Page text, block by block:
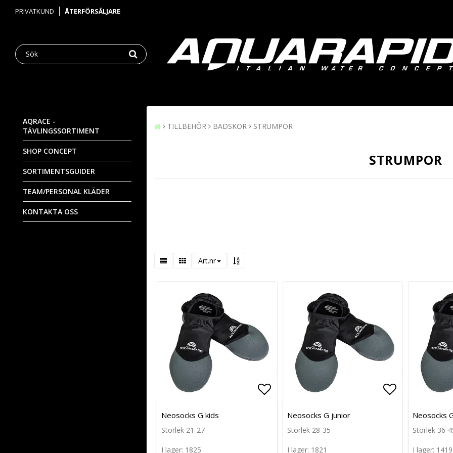
PRIVATKUND ÅTERFÖRSÄLJARE
AQRACE -
TÄVLINGSSORTIMENT
SHOP CONCEPT
SORTIMENTSGUIDER
TEAM/PERSONAL KLÄDER
KONTAKTA OSS
TILLBEHÖR BADSKOR STRUMPOR
STRUMPOR
Art.nr
Lägg till i favoritlistan
Lägg till i favoritlistan
Neosocks G kids
Storlek 21-27
I lager: 1825
Lägg till i
Lägg till i
Neosocks G junior
Storlek 28-35
I lager: 1821
Neosocks
Storlek 36-
I lager: 1419